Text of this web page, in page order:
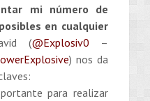
mi número de
en cualquier
(@Explosiv0 –
) nos da
para realizar